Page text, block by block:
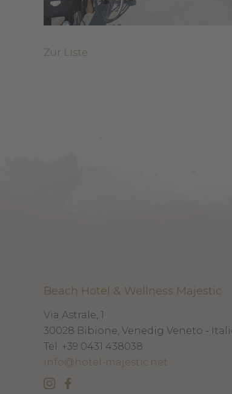
Zur Liste
Beach Hotel & Wellness Majestic
Via Astrale, 1
30028 Bibione, Venedig Veneto -
Tel. +39 0431 438038
info@hotel-majestic.net